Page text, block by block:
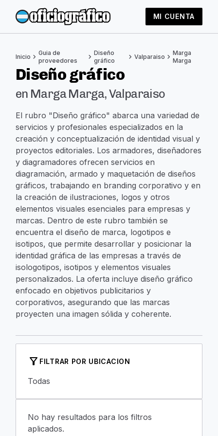
MI CUENTA
Inicio chevron_right Guia de
proveedores
chevron_rightDiseño
gráfico
chevron_rightValparaiso chevron_rightMarga
Marga
Diseño gráfico
en Marga Marga, Valparaiso
El rubro "Diseño gráfico" abarca una variedad de
servicios y profesionales especializados en la
creación y conceptualización de identidad visual y
proyectos editoriales. Los armadores, diseñadores
y diagramadores ofrecen servicios en
diagramación, armado y maquetación de diseños
gráficos, trabajando en branding corporativo y en
la creación de ilustraciones, logos y otros
elementos visuales esenciales para empresas y
marcas. Dentro de este rubro también se
encuentra el diseño de marca, logotipos e
isotipos, que permite desarrollar y posicionar la
identidad gráfica de las empresas a través de
isologotipos, isotipos y elementos visuales
personalizados. La oferta incluye diseño gráfico
enfocado en objetivos publicitarios y
corporativos, asegurando que las marcas
proyecten una imagen sólida y coherente.
filter_alt FILTRAR POR UBICACION
Todas
No hay resultados para los filtros
aplicados.